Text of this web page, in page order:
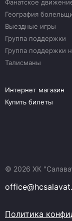
Фанатское
География
Выездные игры
Группа поддержки
Группа поддержки
Талисманы
Интернет магазин
Купить билеты
© 2026 ХК
Политика